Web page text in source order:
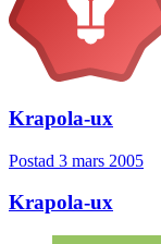
Krapola-ux
Postad 3 mars 2005
Krapola-ux